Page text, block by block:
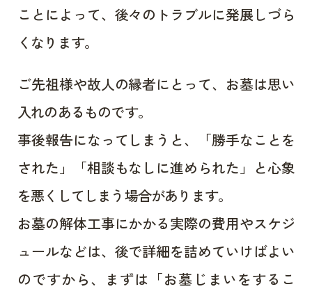
ことによって、後々のトラブルに発展しづら
くなります。
ご先祖様や故人の縁者にとって、お墓は思い
入れのあるものです。
事後報告になってしまうと、「勝手なことを
された」「相談もなしに進められた」と心象
を悪くしてしまう場合があります。
お墓の解体工事にかかる実際の費用やスケジ
ュールなどは、後で詳細を詰めていけばよい
のですから、まずは「お墓じまいをするこ